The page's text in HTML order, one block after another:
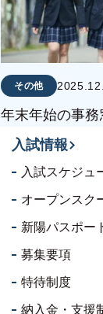
その他
年末年始の事
入試情報
入試スケジュ
オープンスク
新陽パスポー
募集要項
特待制度
納入金・支援